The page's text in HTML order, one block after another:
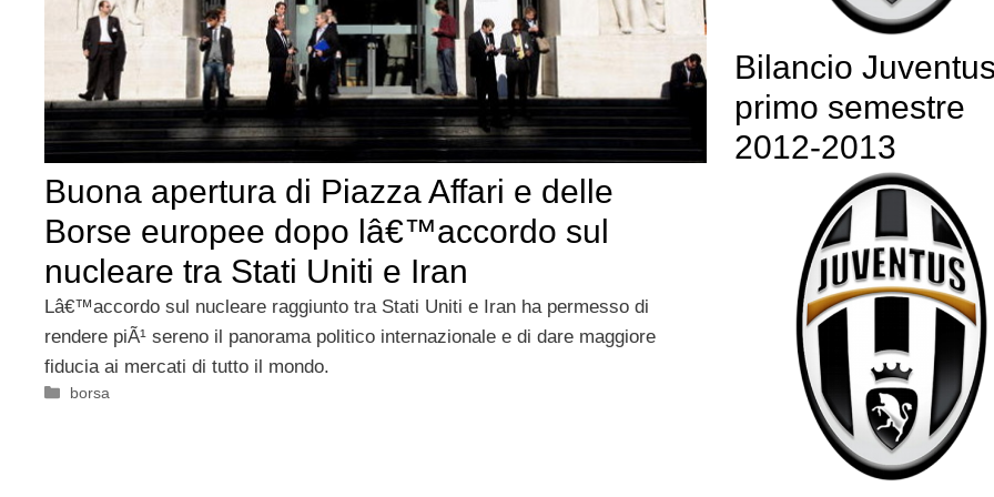
Buona apertura di Piazza Affari e delle
Borse europee dopo lâ€™accordo sul
nucleare tra Stati Uniti e Iran
Lâ€™accordo sul nucleare raggiunto tra Stati Uniti e Iran ha permesso di
rendere piÃ¹ sereno il panorama politico internazionale e di dare maggiore
fiducia ai mercati di tutto il mondo.
Categorie
borsa
Bilancio Juventus
primo semestre
2012-2013